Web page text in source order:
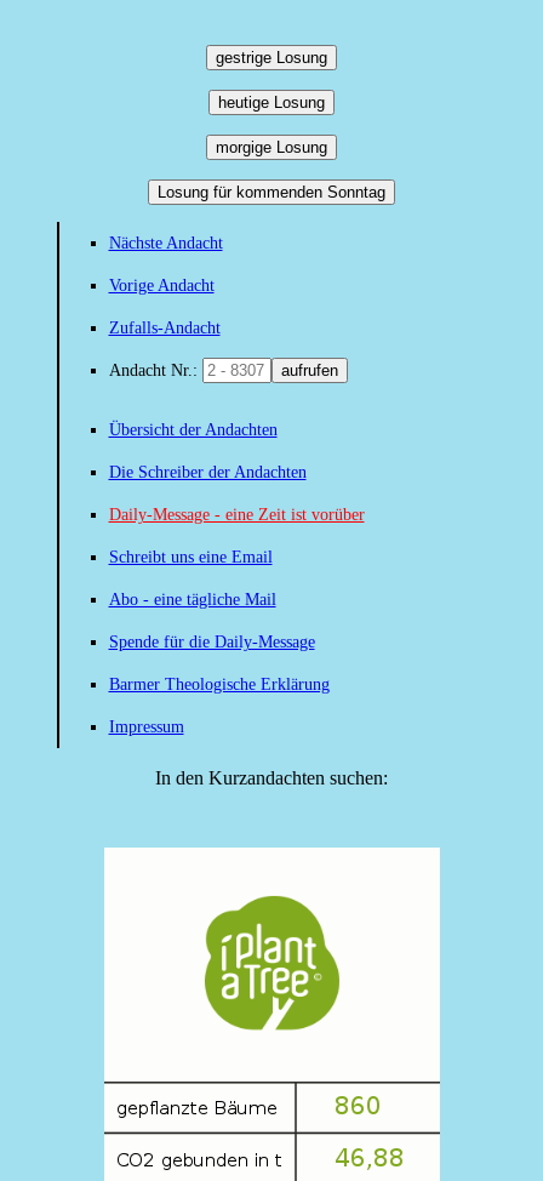
gestrige Losung
heutige Losung
morgige Losung
Losung für kommenden Sonntag
Nächste Andacht
Vorige Andacht
Zufalls-Andacht
Andacht Nr.: aufrufen
Übersicht der Andachten
Die Schreiber der Andachten
Daily-Message - eine Zeit ist vorüber
Schreibt uns eine Email
Abo - eine tägliche Mail
Spende für die Daily-Message
Barmer Theologische Erklärung
Impressum
In den Kurzandachten suchen: